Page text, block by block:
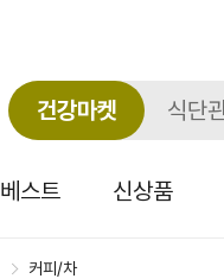
건강마켓 식단
베스트 신상품
커피/차